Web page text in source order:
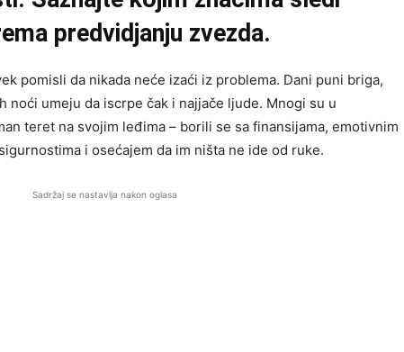
predvidjanju zvezda.
pomisli da nikada neće izaći iz problema. Dani puni briga,
noći umeju da iscrpe čak i najjače ljude. Mnogi su u
teret na svojim leđima – borili se sa finansijama, emotivnim
i osećajem da im ništa ne ide od ruke.
Sadržaj se nastavlja nakon oglasa